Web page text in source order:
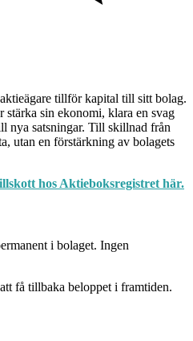
tillför kapital till sitt bolag.
stärka sin ekonomi, klara en svag
nya satsningar. Till skillnad från
utan en förstärkning av bolagets
hos Aktieboksregistret här.
i bolaget. Ingen
få tillbaka beloppet i framtiden.